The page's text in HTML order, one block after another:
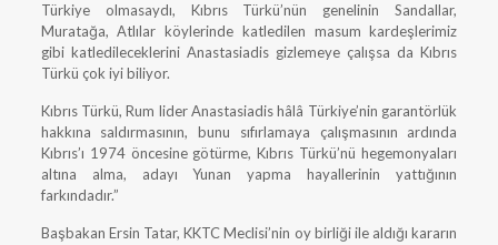
Türkiye olmasaydı, Kıbrıs Türkü’nün genelinin Sandallar,
Muratağa, Atlılar köylerinde katledilen masum kardeşlerimiz
gibi katledileceklerini Anastasiadis gizlemeye çalışsa da Kıbrıs
Türkü çok iyi biliyor.
Kıbrıs Türkü, Rum lider Anastasiadis hâlâ Türkiye’nin garantörlük
hakkına saldırmasının, bunu sıfırlamaya çalışmasının ardında
Kıbrıs’ı 1974 öncesine götürme, Kıbrıs Türkü’nü hegemonyaları
altına alma, adayı Yunan yapma hayallerinin yattığının
farkındadır.”
Başbakan Ersin Tatar, KKTC Meclisi’nin oy birliği ile aldığı kararın